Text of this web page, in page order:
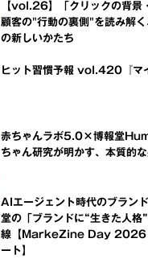
【vol.26】「クリックの背景
顧客の"行動の裏側"を読み解
の新しいかたち
ヒット習慣予報 vol.420『マ
赤ちゃんラボ5.0×博報堂
ちゃん研究が明かす、本質的
AIエージェント時代のブラン
堂の「ブランドに“生きた人格
線【MarkeZine Day 2026
ート】